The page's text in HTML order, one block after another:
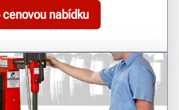
cenovou nabídku